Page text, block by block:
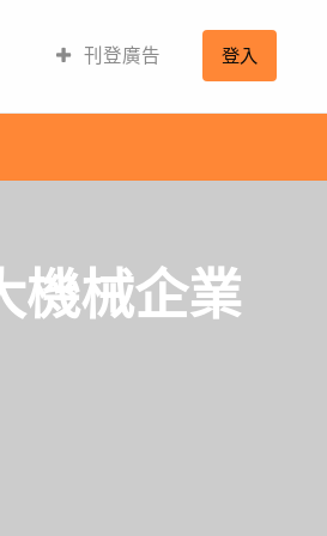
刊登廣告 登入
機械企業